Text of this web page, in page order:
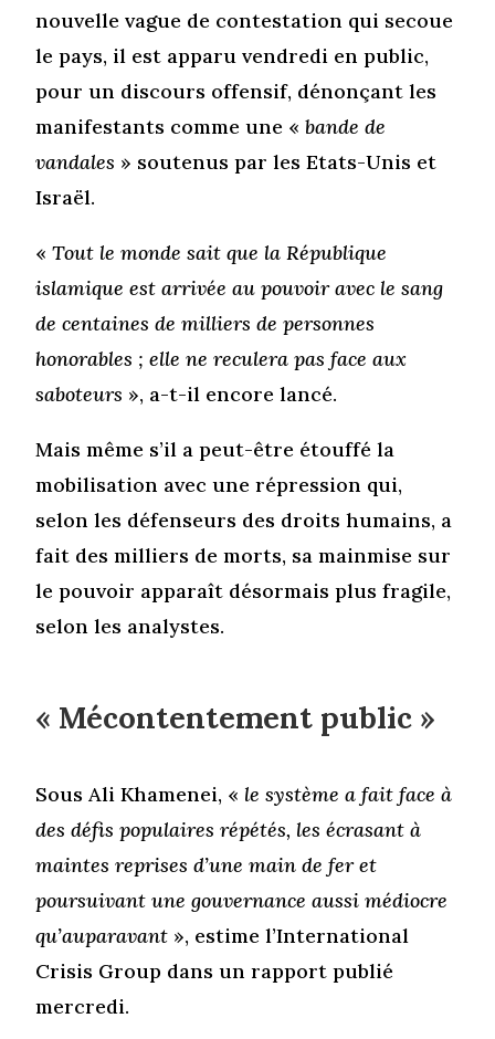
nouvelle vague de contestation qui secoue
le pays, il est apparu vendredi en public,
pour un discours offensif, dénonçant les
manifestants comme une «bande de
vandales » soutenus par les Etats-Unis et
Israël.
«Tout le monde sait que la République
islamique est arrivée au pouvoir avec le sang
de centaines de milliers de personnes
honorables ; elle ne reculera pas face aux
saboteurs », a-t-il encore lancé.
Mais même s’il a peut-être étouffé la
mobilisation avec une répression qui,
selon les défenseurs des droits humains, a
fait des milliers de morts, sa mainmise sur
le pouvoir apparaît désormais plus fragile,
selon les analystes.
« Mécontentement public »
Sous Ali Khamenei, « le système a fait face à
des défis populaires répétés, les écrasant à
maintes reprises d’une main de fer et
poursuivant une gouvernance aussi médiocre
qu’auparavant », estime l’International
Crisis Group dans un rapport publié
mercredi.